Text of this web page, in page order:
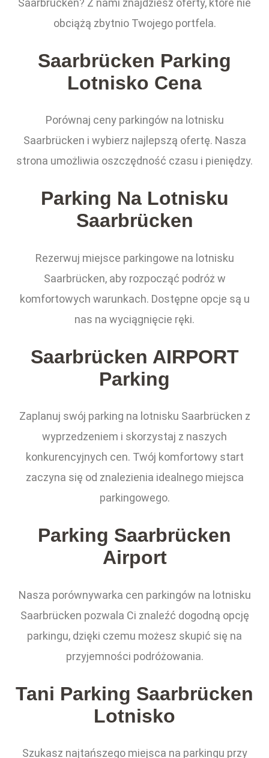
obciążą zbytnio Twojego portfela.
Saarbrücken Parking
Lotnisko Cena
Porównaj ceny parkingów na lotnisku
Saarbrücken i wybierz najlepszą ofertę. Nasza
strona umożliwia oszczędność czasu i pieniędzy.
Parking Na Lotnisku
Saarbrücken
Rezerwuj miejsce parkingowe na lotnisku
Saarbrücken, aby rozpocząć podróż w
komfortowych warunkach. Dostępne opcje są u
nas na wyciągnięcie ręki.
Saarbrücken AIRPORT
Parking
Zaplanuj swój parking na lotnisku Saarbrücken z
wyprzedzeniem i skorzystaj z naszych
konkurencyjnych cen. Twój komfortowy start
zaczyna się od znalezienia idealnego miejsca
parkingowego.
Parking Saarbrücken
Airport
Nasza porównywarka cen parkingów na lotnisku
Saarbrücken pozwala Ci znaleźć dogodną opcję
parkingu, dzięki czemu możesz skupić się na
przyjemności podróżowania.
Tani Parking Saarbrücken
Lotnisko
Szukasz najtańszego miejsca na parkingu przy